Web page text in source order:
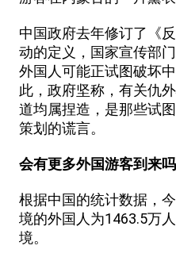
中国政府去年修订了《
动的定义，国家宣传部
外国人可能正试图破坏
此，政府坚称，有关仇
道均属捏造，是那些试
策划的谎言。
会有更多外国游客到来吗
根据中国的统计数据，
境的外国人为1463.5万
境。